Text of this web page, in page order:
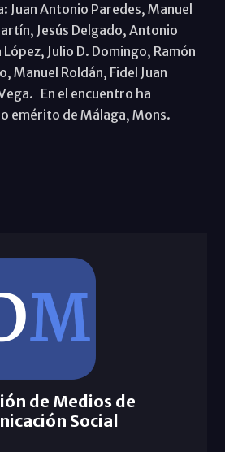
Juan Antonio Paredes, Manuel
Jesús Delgado, Antonio
Julio D. Domingo, Ramón
Manuel Roldán, Fidel Juan
En el encuentro ha
emérito de Málaga, Mons.
de Medios de
Social